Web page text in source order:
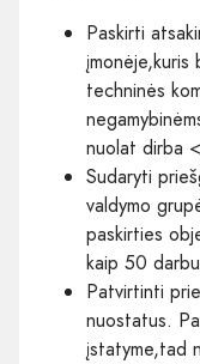
Paskirti
įmonėje,kuris
techninės
nuolat dirba
Sudaryti
valdymo
paskirties
kaip 50
Patvirtinti
nuostatus.
įstatyme,tad